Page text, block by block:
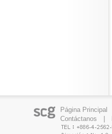
Página Principal
Contáctanos